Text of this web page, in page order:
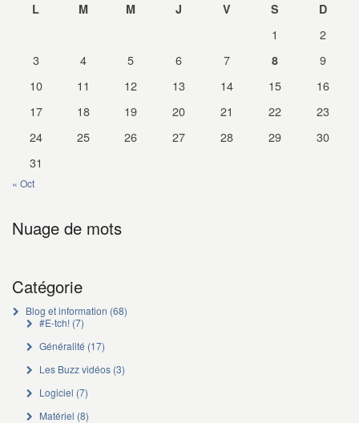
L M M J V S D
1
2
3
4 5 6 7 8
9
10
11 12 13 14 15
16
17
18 19 20 21 22
23
24
25 26 27 28 29
30
31
« Oct
Nuage de mots
Catégorie
Blog et information (68)
#E-tch!(7)
Généralité (17)
Les Buzz vidéos(3)
Logiciel (7)
Matériel (8)